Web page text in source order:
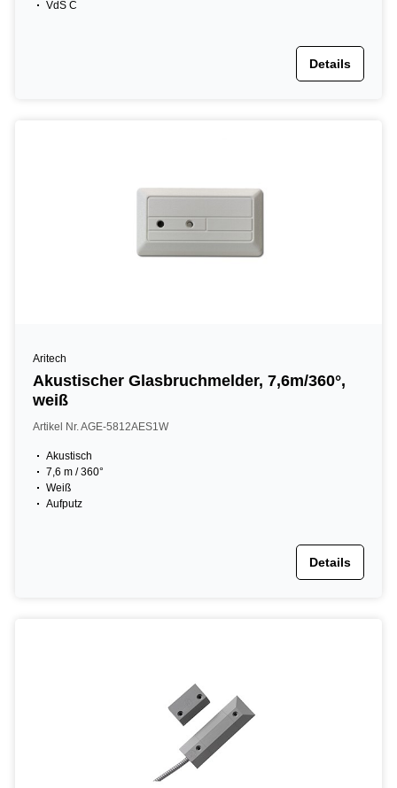
VdS C
Details
Aritech
Akustischer Glasbruchmelder, 7,6m/360°,
weiß
Artikel Nr. AGE-5812AES1W
Akustisch
7,6 m / 360°
Weiß
Aufputz
Details